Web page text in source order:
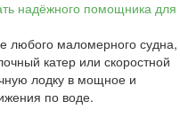
любого маломерного судна,
катер или скоростной
лодку в мощное и
по воде.